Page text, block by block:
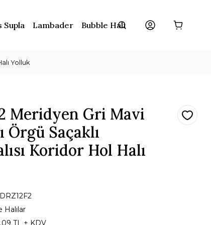
Supla Lambader Bubble Halı
Yolluk
Meridyen Gri Mavi
Örgü Saçaklı
Koridor Hol Halı
Halılar
TL + KDV